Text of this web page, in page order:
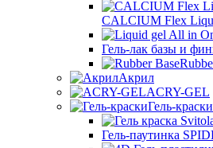
CALCIUM Flex
Гель-лак базы и
Акрил
ACRY-GEL
Гель-краски
Гель-паутинка